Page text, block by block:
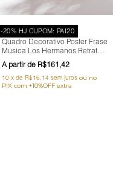
-20% HJ CUPOM: PAI20
Quadro Decorativo Poster Frase
Música Los Hermanos Retrato
Pra Iaiá
R$161,42
10 xde R$16,14 sem juros